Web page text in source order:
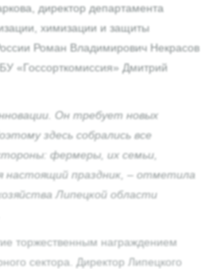
директор департамента
химизации и защиты
Роман Владимирович Некрасов
«Госсорткомиссия» Дмитрий
Он требует новых
здесь собрались все
фермеры, их семьи,
настоящий праздник, – отметила
Липецкой области
торжественным награждением
сектора. Директор Липецкого